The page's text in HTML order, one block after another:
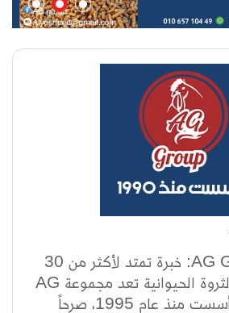
مجموعة AG Group: خبرة تمتد لأكثر من 30
عاماً في خدمة الثروة الحيوانية تعد مجموعة AG
Group، التي تأسست منذ عام 1995، صرحاً